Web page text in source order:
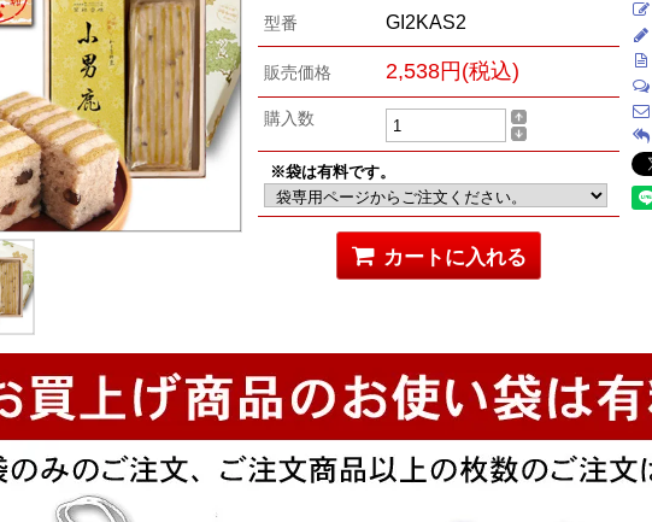
型番 GI2KAS2
販売価格 2,538円(税込)
購入数
※袋は有料です。
カートに入れる